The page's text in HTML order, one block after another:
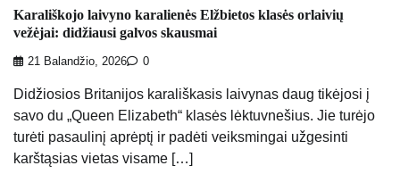
Karališkojo laivyno karalienės Elžbietos klasės orlaivių
vežėjai: didžiausi galvos skausmai
21 Balandžio, 2026 0
Didžiosios Britanijos karališkasis laivynas daug tikėjosi į
savo du „Queen Elizabeth“ klasės lėktuvnešius. Jie turėjo
turėti pasaulinį aprėptį ir padėti veiksmingai užgesinti
karštąsias vietas visame […]